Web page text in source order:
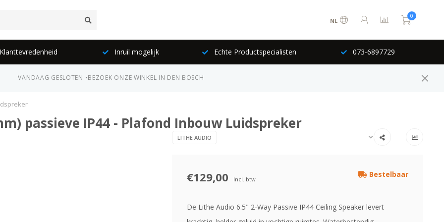
NL
0
Inruil mogelijk Echte Productspecialisten 073-6897729
VANDAAG GESLOTEN •BEZOEK ONZE WINKEL IN DEN BOSCH
passieve IP44 - Plafond Inbouw Luidspreker
LITHE AUDIO
€129,00 Incl. btw
Bestelbaar
De Lithe Audio 6.5" 2-Way Passive IP44 Ceiling Speaker levert